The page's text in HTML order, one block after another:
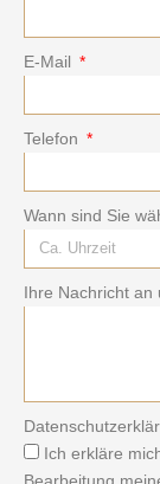
E-Mail
Telefon
Wann sind Sie
Ihre Nachricht an
Ich erkläre